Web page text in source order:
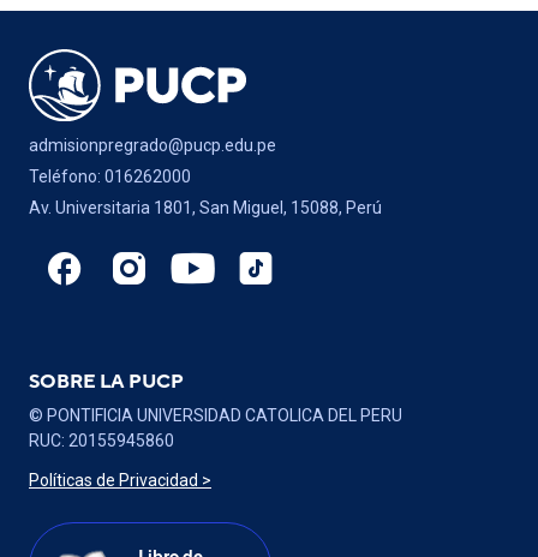
admisionpregrado@pucp.edu.pe
Teléfono: 016262000
Av. Universitaria 1801, San Miguel, 15088, Perú
SOBRE LA PUCP
© PONTIFICIA UNIVERSIDAD CATOLICA DEL PERU
RUC: 20155945860
Políticas de Privacidad >